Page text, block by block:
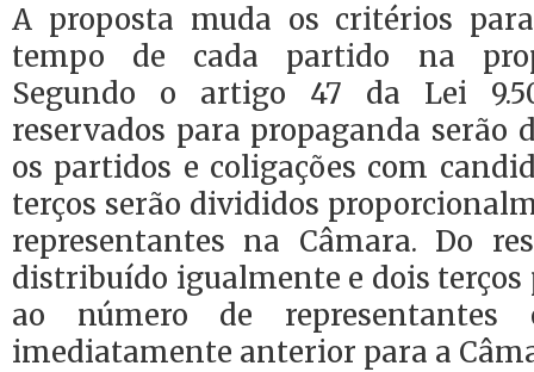
A proposta muda os critérios
tempo de cada partido na
Segundo o artigo 47 da Lei
reservados para propaganda serão
os partidos e coligações com
terços serão divididos
representantes na Câmara. Do
distribuído igualmente e dois
ao número de
imediatamente anterior para a